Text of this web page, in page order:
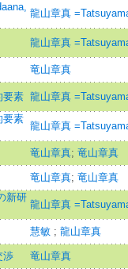
龍山章真
龍山章真
竜山章真
要素 龍山章真
要素
龍山章真
竜山章真; 竜山章真
竜山章真; 竜山章真
新研
龍山章真
慧敏 ; 龍山章真
渉 竜山章真